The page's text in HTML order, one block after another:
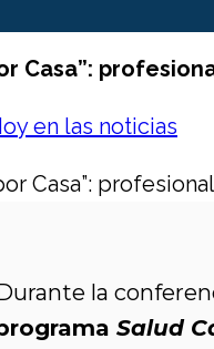
Casa”:
en las noticias
la
Salud